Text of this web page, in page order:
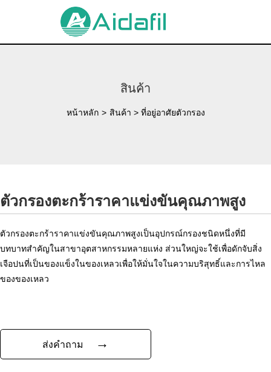
สินค้า
หน้าหลัก > สินค้า > ที่อยู่อาศัยตัวกรอง
ตัวกรองตะกร้าราคาแข่งขันคุณภาพสูง
ตัวกรองตะกร้าราคาแข่งขันคุณภาพสูงเป็นอุปกรณ์กรองชนิดหนึ่งที่มี
บทบาทสำคัญในสาขาอุตสาหกรรมหลายแห่ง ส่วนใหญ่จะใช้เพื่อดักจับสิ่ง
เจือปนที่เป็นของแข็งในของเหลวเพื่อให้มั่นใจในความบริสุทธิ์และการไหล
ของของเหลว
ส่งคำถาม →